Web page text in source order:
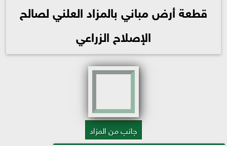
قطعة أرض مباني بالمزاد العلني لصالح
الإصلاح الزراعي
جانب من المزاد